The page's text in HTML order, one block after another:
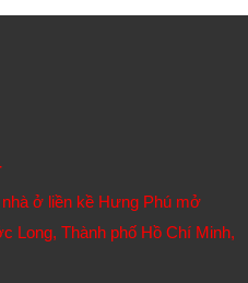
ở liền kề Hưng Phú mở
Long, Thành phố Hồ Chí Minh,